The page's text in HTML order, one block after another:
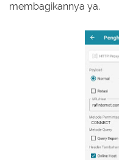
membagikannya ya.